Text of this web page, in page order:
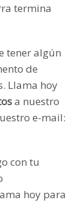
termina
tener algún
de
Llama hoy
a nuestro
e-mail:
con tu
hoy para